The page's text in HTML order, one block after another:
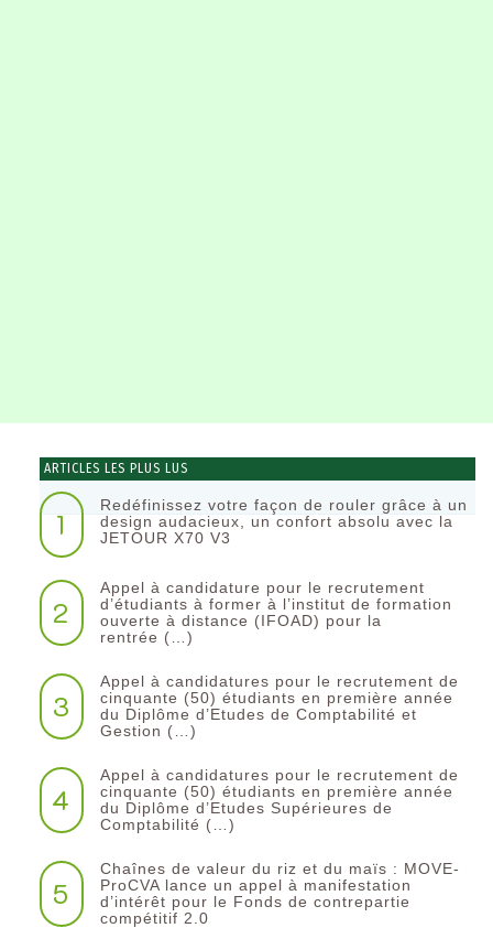
ARTICLES LES PLUS LUS
1
Redéfinissez votre façon de rouler grâce à un
design audacieux, un confort absolu avec la
JETOUR X70 V3
2
Appel à candidature pour le recrutement
d’étudiants à former à l’institut de formation
ouverte à distance (IFOAD) pour la
rentrée (…)
3
Appel à candidatures pour le recrutement de
cinquante (50) étudiants en première année
du Diplôme d’Etudes de Comptabilité et
Gestion (…)
4
Appel à candidatures pour le recrutement de
cinquante (50) étudiants en première année
du Diplôme d’Etudes Supérieures de
Comptabilité (…)
5
Chaînes de valeur du riz et du maïs : MOVE-
ProCVA lance un appel à manifestation
d’intérêt pour le Fonds de contrepartie
compétitif 2.0